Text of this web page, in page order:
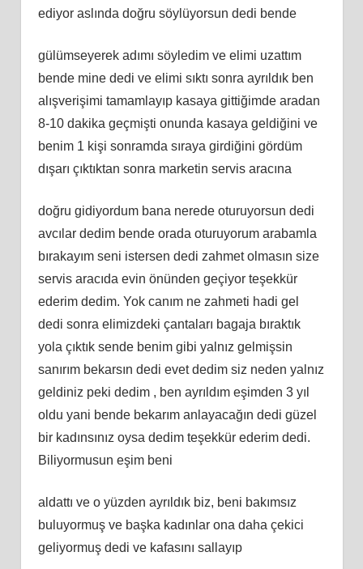
ediyor aslında doğru söylüyorsun dedi bende
gülümseyerek adımı söyledim ve elimi uzattım
bende mine dedi ve elimi sıktı sonra ayrıldık ben
alışverişimi tamamlayıp kasaya gittiğimde aradan
8-10 dakika geçmişti onunda kasaya geldiğini ve
benim 1 kişi sonramda sıraya girdiğini gördüm
dışarı çıktıktan sonra marketin servis aracına
doğru gidiyordum bana nerede oturuyorsun dedi
avcılar dedim bende orada oturuyorum arabamla
bırakayım seni istersen dedi zahmet olmasın size
servis aracıda evin önünden geçiyor teşekkür
ederim dedim. Yok canım ne zahmeti hadi gel
dedi sonra elimizdeki çantaları bagaja bıraktık
yola çıktık sende benim gibi yalnız gelmişsin
sanırım bekarsın dedi evet dedim siz neden yalnız
geldiniz peki dedim , ben ayrıldım eşimden 3 yıl
oldu yani bende bekarım anlayacağın dedi güzel
bir kadınsınız oysa dedim teşekkür ederim dedi.
Biliyormusun eşim beni
aldattı ve o yüzden ayrıldık biz, beni bakımsız
buluyormuş ve başka kadınlar ona daha çekici
geliyormuş dedi ve kafasını sallayıp